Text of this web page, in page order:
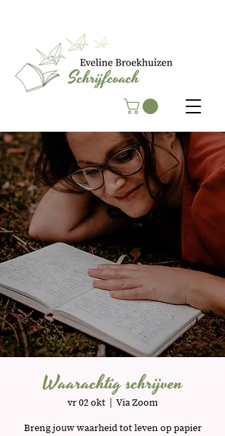
Waarachtig schrijven
vr 02 okt
  |
Via Zoom
Breng jouw waarheid tot leven op papier